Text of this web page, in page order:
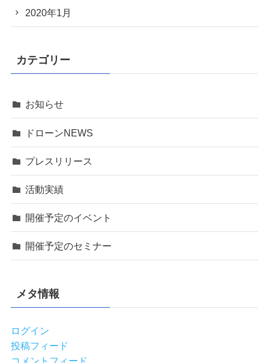
2020年1月
カテゴリー
お知らせ
ドローンNEWS
プレスリリース
活動実績
開催予定のイベント
開催予定のセミナー
メタ情報
ログイン
投稿フィード